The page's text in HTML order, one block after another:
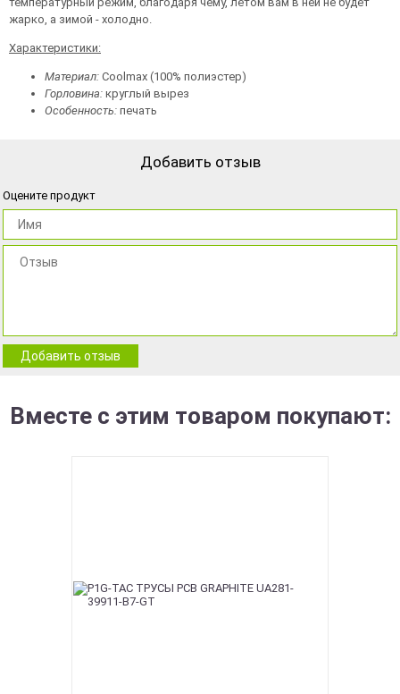
жарко, а зимой - холодно.
Характеристики:
Материал: Coolmax (100% полиэстер)
Горловина: круглый вырез
Особенность: печать
Добавить отзыв
Оцените продукт
Добавить отзыв
Вместе с этим товаром покупают: